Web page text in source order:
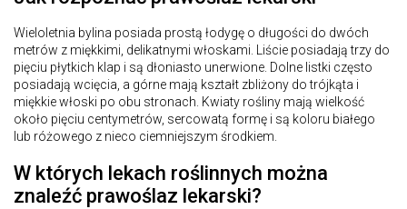
Wieloletnia bylina posiada prostą łodygę o długości do dwóch
metrów z miękkimi, delikatnymi włoskami. Liście posiadają trzy do
pięciu płytkich klap i są dłoniasto unerwione. Dolne listki często
posiadają wcięcia, a górne mają kształt zbliżony do trójkąta i
miękkie włoski po obu stronach. Kwiaty rośliny mają wielkość
około pięciu centymetrów, sercowatą formę i są koloru białego
lub różowego z nieco ciemniejszym środkiem.
W których lekach roślinnych można
znaleźć prawoślaz lekarski?